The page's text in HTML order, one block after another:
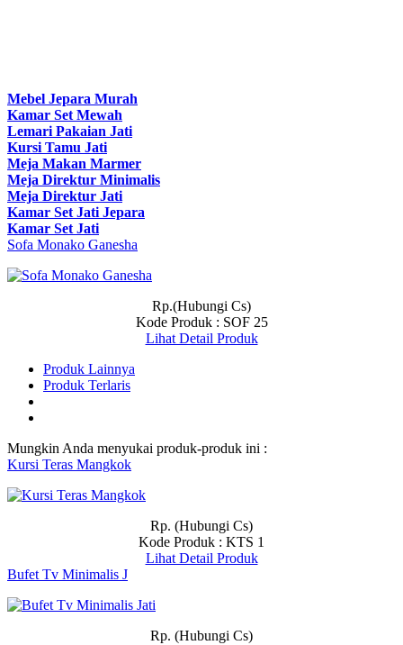
Mebel Jepara Murah
Kamar Set Mewah
Lemari Pakaian Jati
Kursi Tamu Jati
Meja Makan Marmer
Meja Direktur Minimalis
Meja Direktur Jati
Kamar Set Jati Jepara
Kamar Set Jati
Sofa Monako Ganesha
Rp.(Hubungi Cs)
Kode Produk : SOF 25
Lihat Detail Produk
Produk Lainnya
Produk Terlaris
Mungkin Anda menyukai produk-produk ini :
Kursi Teras Mangkok
Rp. (Hubungi Cs)
Kode Produk : KTS 1
Lihat Detail Produk
Bufet Tv Minimalis J
Rp. (Hubungi Cs)